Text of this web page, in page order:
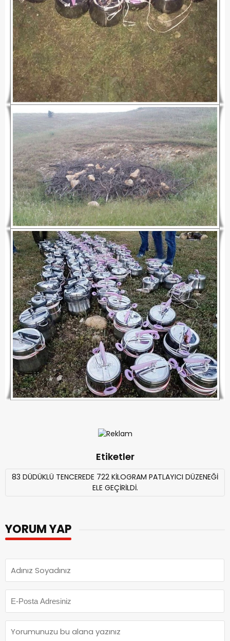
Etiketler
83 DÜDÜKLÜ TENCEREDE 722 KİLOGRAM PATLAYICI DÜZENEĞİ
ELE GEÇİRİLDİ.
YORUM YAP